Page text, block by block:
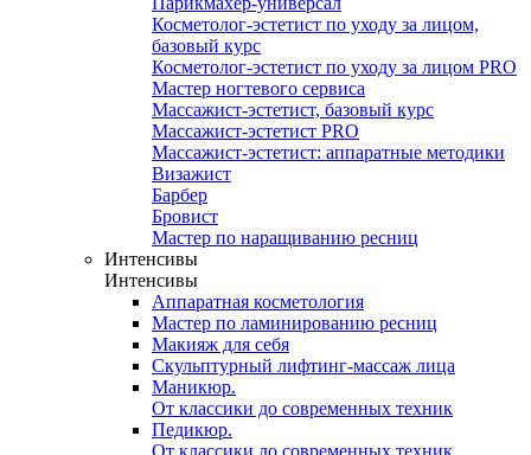
Косметолог-эстетист по уходу за лицом,
базовый курс
Косметолог-эстетист по уходу за лицом PRO
Мастер ногтевого сервиса
Массажист-эстетист, базовый курс
Массажист-эстетист PRO
Массажист-эстетист: аппаратные методики
Визажист
Барбер
Бровист
Мастер по наращиванию ресниц
Интенсивы
Интенсивы
Аппаратная косметология
Мастер по ламинированию ресниц
Макияж для себя
Скульптурный лифтинг-массаж лица
Маникюр.
От классики до современных техник
Педикюр.
От классики до современных техник